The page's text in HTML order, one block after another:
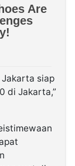
Jakarta siap
di Jakarta,”